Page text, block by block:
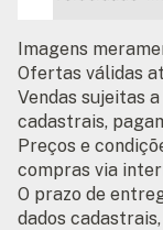
Imagens
Ofertas válidas
Vendas sujeitas
cadastrais,
Preços e
compras via
O prazo de
dados